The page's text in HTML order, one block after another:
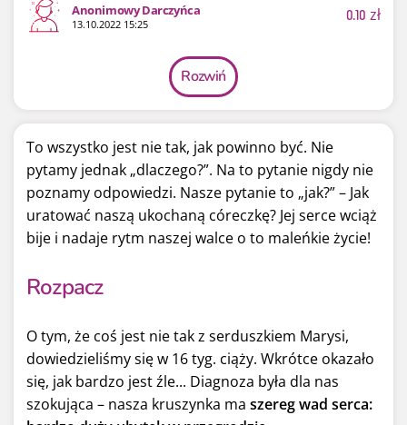
Anonimowy Darczyńca
13.10.2022 15:25 0.10 zł
Rozwiń
To wszystko jest nie tak, jak powinno być. Nie
pytamy jednak „dlaczego?”. Na to pytanie nigdy nie
poznamy odpowiedzi. Nasze pytanie to „jak?” – Jak
uratować naszą ukochaną córeczkę? Jej serce wciąż
bije i nadaje rytm naszej walce o to maleńkie życie!
Rozpacz
O tym, że coś jest nie tak z serduszkiem Marysi,
dowiedzieliśmy się w 16 tyg. ciąży. Wkrótce okazało
się, jak bardzo jest źle... Diagnoza była dla nas
szokująca – nasza kruszynka ma szereg wad serca: